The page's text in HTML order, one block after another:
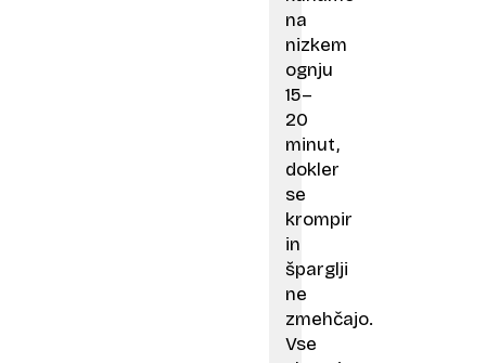
na
nizkem
ognju
15–
20
minut,
dokler
se
krompir
in
šparglji
ne
zmehčajo.
Vse